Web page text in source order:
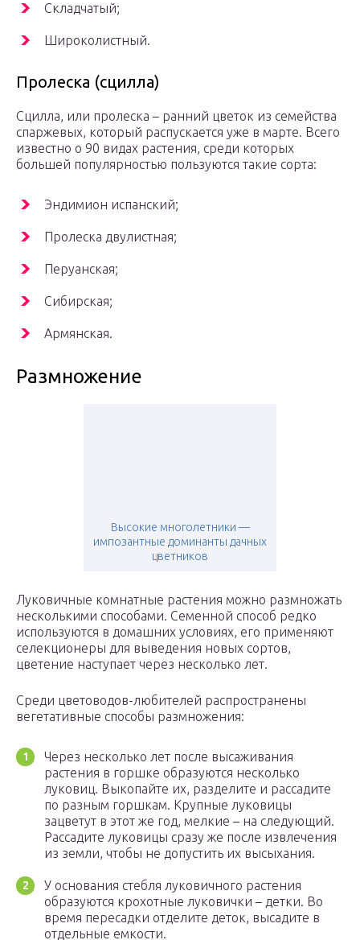
Складчатый;
Широколистный.
Пролеска (сцилла)
Сцилла, или пролеска – ранний цветок из семейства
спаржевых, который распускается уже в марте. Всего
известно о 90 видах растения, среди которых
большей популярностью пользуются такие сорта:
Эндимион испанский;
Пролеска двулистная;
Перуанская;
Сибирская;
Армянская.
Размножение
Высокие многолетники —
импозантные доминанты дачных
цветников
Луковичные комнатные растения можно размножать
несколькими способами. Семенной способ редко
используются в домашних условиях, его применяют
селекционеры для выведения новых сортов,
цветение наступает через несколько лет.
Среди цветоводов-любителей распространены
вегетативные способы размножения:
Через несколько лет после высаживания
растения в горшке образуются несколько
луковиц. Выкопайте их, разделите и рассадите
по разным горшкам. Крупные луковицы
зацветут в этот же год, мелкие – на следующий.
Рассадите луковицы сразу же после извлечения
из земли, чтобы не допустить их высыхания.
У основания стебля луковичного растения
образуются крохотные луковички – детки. Во
время пересадки отделите деток, высадите в
отдельные емкости.